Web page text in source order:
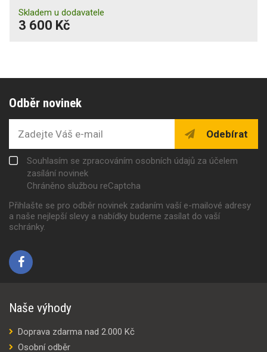
Skladem u dodavatele
3 600 Kč
Odběr novinek
Odebírat
Souhlasím se zpracováním osobních údajů za účelem
zasílání novinek
Chráněno službou reCaptcha
Přihlašte se pro odběr novinek zadaním vaší e-mailové adresy
a naše nejlepší slevy a nabídky budeme zasílat do vaší
schránky.
Naše výhody
Doprava zdarma nad 2.000 Kč
Osobní odběr